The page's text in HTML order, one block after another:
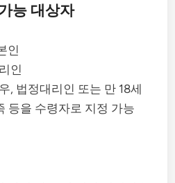
능 대상자
인
인
, 법정대리인 또는 만 18세
등을 수령자로 지정 가능